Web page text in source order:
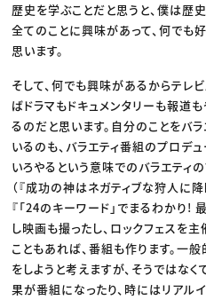
歴史を学ぶことだと思うと、僕は歴
全てのことに興味があって、何でも
思います。
そして、何でも興味があるからテレ
ばドラマもドキュメンタリーも報道
るのだと思います。自分のことをバ
いるのも、バラエティ番組のプロデ
いろやるという意味でのバラエティ
（『成功の神はネガティブな狩人に
『「24のキーワード」でまるわかり!
し映画も撮ったし、ロックフェスを
こともあれば、番組も作ります。一
をしようと考えますが、そうではな
果が番組になったり、時にはリアル